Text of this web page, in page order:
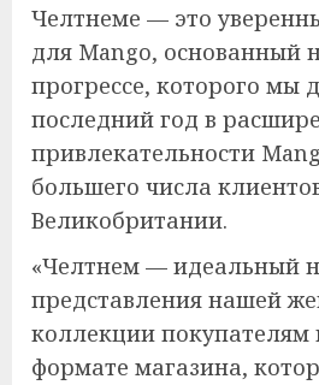
Челтнеме — это
для Mango, основанный
прогрессе, которого мы
последний год в
привлекательности
большего числа
Великобритании.
«Челтнем — идеальный
представления нашей
коллекции покупателям
формате магазина,